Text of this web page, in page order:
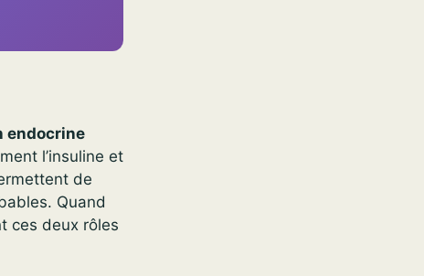
endocrine
l’insuline et
de
Quand
ces deux rôles